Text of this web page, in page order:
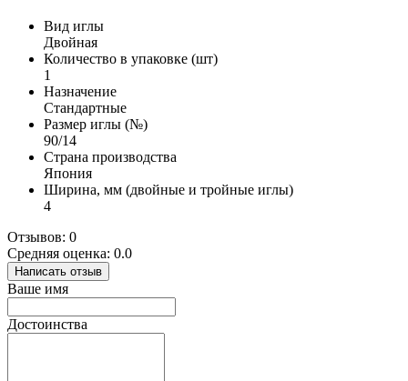
Вид иглы
Двойная
Количество в упаковке (шт)
1
Назначение
Стандартные
Размер иглы (№)
90/14
Страна производства
Япония
Ширина, мм (двойные и тройные иглы)
4
Отзывов: 0
Средняя оценка: 0.0
Написать отзыв
Ваше имя
Достоинства